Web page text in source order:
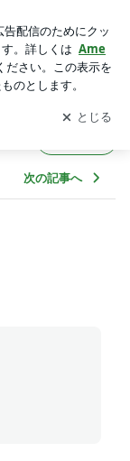
け取りまし
開く
次の記事へ